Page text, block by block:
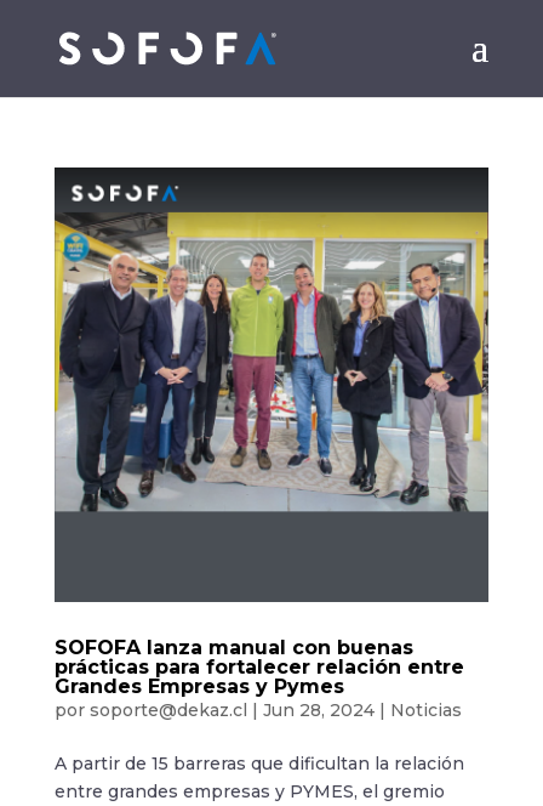
SOFOFA lanza manual con buenas
prácticas para fortalecer relación entre
Grandes Empresas y Pymes
por soporte@dekaz.cl Jun 28, 2024| Noticias
A partir de 15 barreras que dificultan la relación
entre grandes empresas y PYMES, el gremio